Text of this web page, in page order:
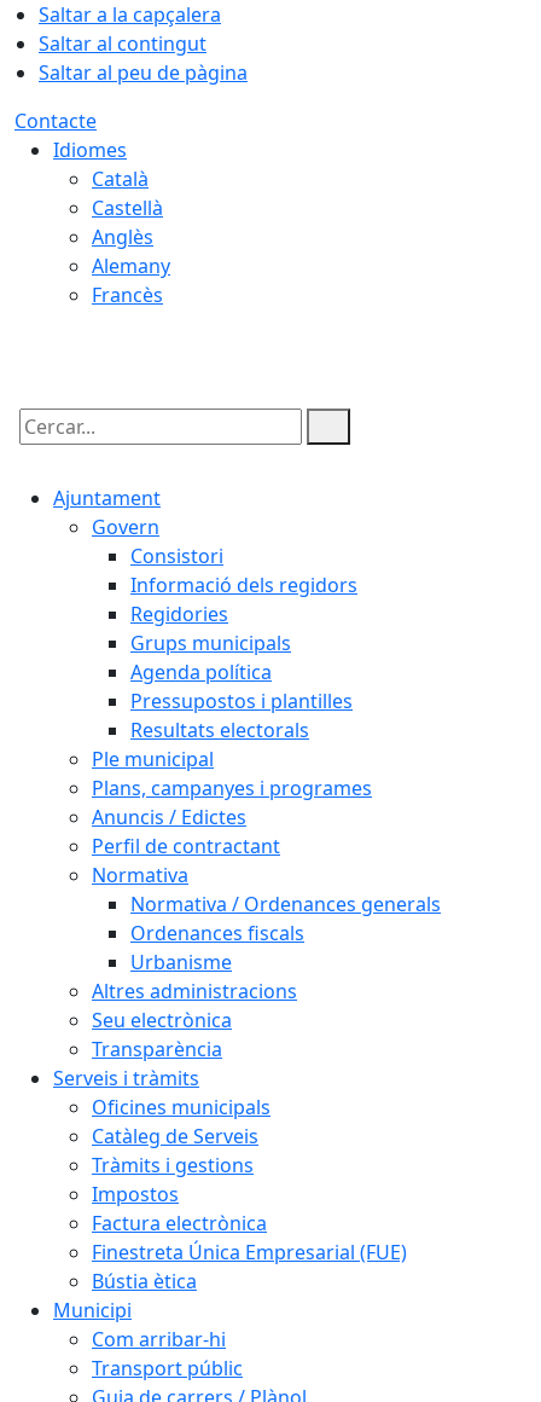
Saltar a la capçalera
Saltar al contingut
Saltar al peu de pàgina
Contacte
Idiomes
Català
Castellà
Anglès
Alemany
Francès
Cercar:
Ajuntament
Govern
Consistori
Informació dels regidors
Regidories
Grups municipals
Agenda política
Pressupostos i plantilles
Resultats electorals
Ple municipal
Plans, campanyes i programes
Anuncis / Edictes
Perfil de contractant
Normativa
Normativa / Ordenances generals
Ordenances fiscals
Urbanisme
Altres administracions
Seu electrònica
Transparència
Serveis i tràmits
Oficines municipals
Catàleg de Serveis
Tràmits i gestions
Impostos
Factura electrònica
Finestreta Única Empresarial (FUE)
Bústia ètica
Municipi
Com arribar-hi
Transport públic